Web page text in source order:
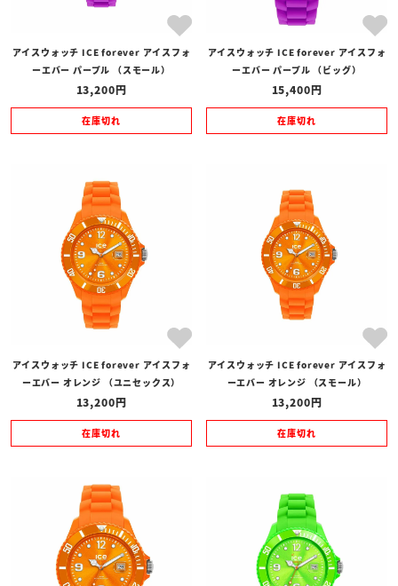
アイスウォッチ ICE forever アイスフォ
ーエバー パープル （スモール）
13,200
在庫切れ
アイスウォッチ ICE forever アイスフォ
ーエバー パープル （ビッグ）
15,400
在庫切れ
アイスウォッチ ICE forever アイスフォ
ーエバー オレンジ （ユニセックス）
13,200
在庫切れ
アイスウォッチ ICE forever アイスフォ
ーエバー オレンジ （スモール）
13,200
在庫切れ